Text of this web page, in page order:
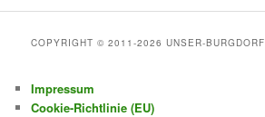
COPYRIGHT © 2011-2026 UNSER-BURGDORF
Impressum
Cookie-Richtlinie (EU)